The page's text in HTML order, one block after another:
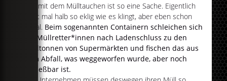
Das mit dem Mülltauchen ist so eine Sache. Eigentlich
nicht mal halb so eklig wie es klingt, aber eben schon
illegal. Beim sogenannten Containern schleichen sich
die Müllretter*innen nach Ladenschluss zu den
Mülltonnen von Supermärkten und fischen das aus
dem Abfall, was weggeworfen wurde, aber noch
genießbar ist.